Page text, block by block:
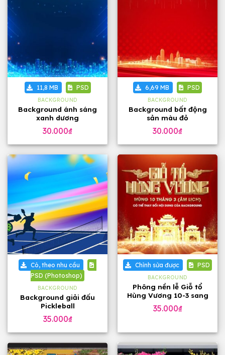
11,8 MB PSD
BACKGROUND
Background ánh sáng
xanh dương
30.000₫
6,69 MB PSD
BACKGROUND
Background bất động
sản màu đỏ
30.000₫
Có, theo nhu cầu
PSD (Photoshop)
BACKGROUND
Background giải đấu
Pickleball
35.000₫
Chỉnh sửa được PSD
BACKGROUND
Phông nền lễ Giỗ tổ
Hùng Vương 10-3 sang
trọng
35.000₫